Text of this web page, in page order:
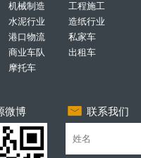
机械制造
工程施工
水泥行业
造纸行业
港口物流
私家车
商业车队
出租车
摩托车
微博 3 联系我们